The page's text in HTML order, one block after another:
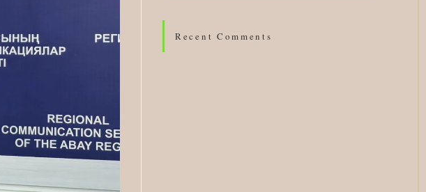
Recent Comments